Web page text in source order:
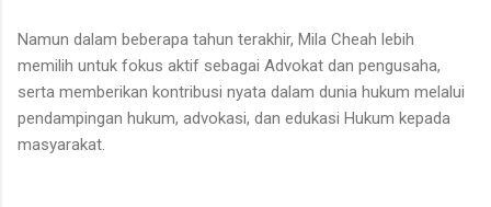
Namun dalam beberapa tahun terakhir, Mila Cheah lebih
memilih untuk fokus aktif sebagai Advokat dan pengusaha,
serta memberikan kontribusi nyata dalam dunia hukum melalui
pendampingan hukum, advokasi, dan edukasi Hukum kepada
masyarakat.